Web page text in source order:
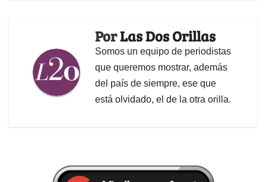
PorLas Dos Orillas
Somos un equipo de periodistas
que queremos mostrar, además
del país de siempre, ese que
está olvidado, el de la otra orilla.